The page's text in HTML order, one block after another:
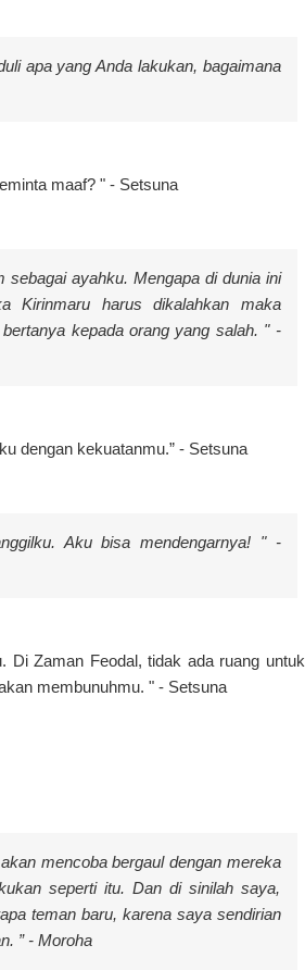
apa yang Anda lakukan, bagaimana
maaf? " - Setsuna
ayahku. Mengapa di dunia ini
Kirinmaru harus dikalahkan maka
kepada orang yang salah. " -
dengan kekuatanmu.” - Setsuna
Aku bisa mendengarnya! " -
Di Zaman Feodal, tidak ada ruang untuk
membunuhmu. " - Setsuna
mencoba bergaul dengan mereka
seperti itu. Dan di sinilah saya,
teman baru, karena saya sendirian
” - Moroha